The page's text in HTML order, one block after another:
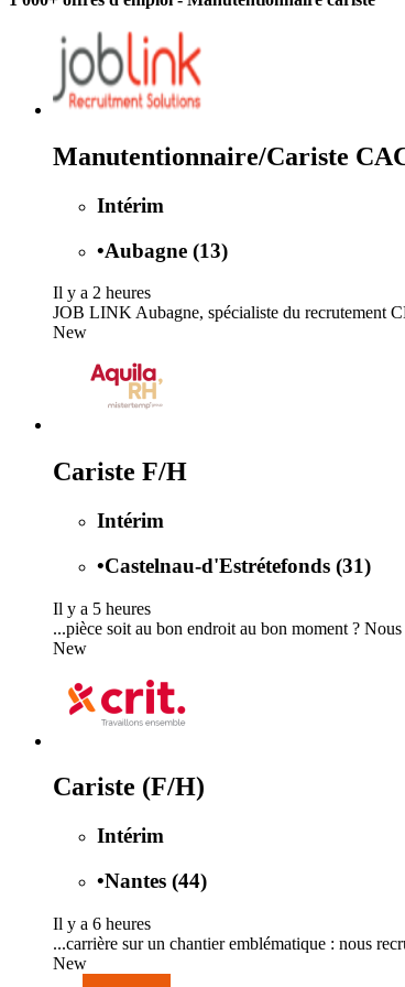
Manutentionnaire/Cariste
Intérim
•Aubagne (13)
Il y a 2 heures
JOB LINK Aubagne, spécialiste du recrutement
New
Cariste F/H
Intérim
•Castelnau-d'Estrétefonds (31)
Il y a 5 heures
...pièce soit au bon endroit au bon moment ?
New
Cariste (F/H)
Intérim
•Nantes (44)
Il y a 6 heures
...carrière sur un chantier emblématique : nous
New